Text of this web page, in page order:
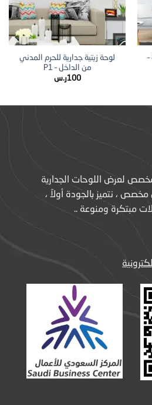
–
لوحة زيتية جدارية للحرم المدني
من الداخل – P1
100ر.س
لعرض اللوحات الجدارية
، نتميز بالجودة أولاً ،
مبتكرة ومنوعة ..